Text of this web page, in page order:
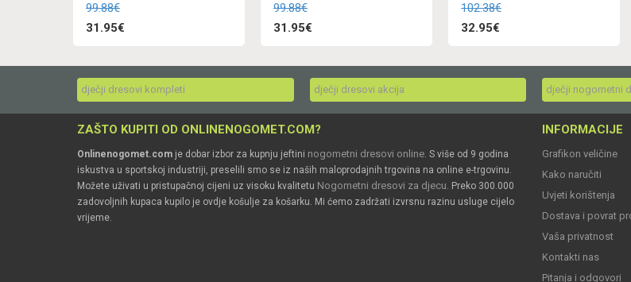
99.88€
31.95€
99.88€
31.95€
102.38€
32.95€
dječji dresovi kompleti dječji dresovi akcija dječji nogometni
ZAŠTO KUPITI OD ONLINENOGOMET.COM?
Onlinenogomet.com je dobar izbor za kupnju jeftini nogometni dresovi online. S više od 9 godina
iskustva u sportskoj industriji, preselili smo se iz naših maloprodajnih trgovina na online e-trgovinu.
Možete uživati u pristupačnoj cijeni uz visoku kvalitetu Nogometni dresovi za djecu. Preko 300.000
zadovoljnih kupaca kupilo je ovdje košulje za košarku. Mi ćemo zadržati izvrsnu razinu usluge cijelo
vrijeme.
INFORMACIJE
Grafikon veličine
Kako naručiti
Uvjeti korištenja
Dostava i povrat
Vaša privatnost
Kontakti nas
Pitanja i odgovori